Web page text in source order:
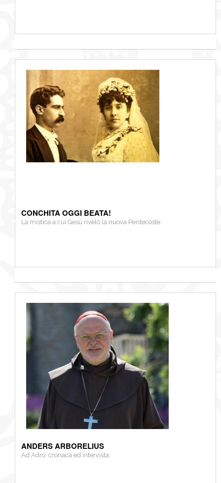
CONCHITA OGGI BEATA!
La mistica a cui Gesù rivelò la nuova Pentecoste
ANDERS ARBORELIUS
Ad Adro: cronaca ed intervista.